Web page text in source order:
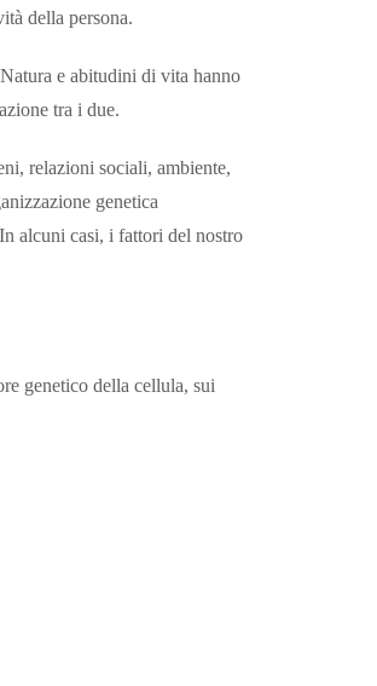
della persona.
e abitudini di vita hanno
tra i due.
relazioni sociali, ambiente,
genetica
alcuni casi, i fattori del nostro
genetico della cellula, sui